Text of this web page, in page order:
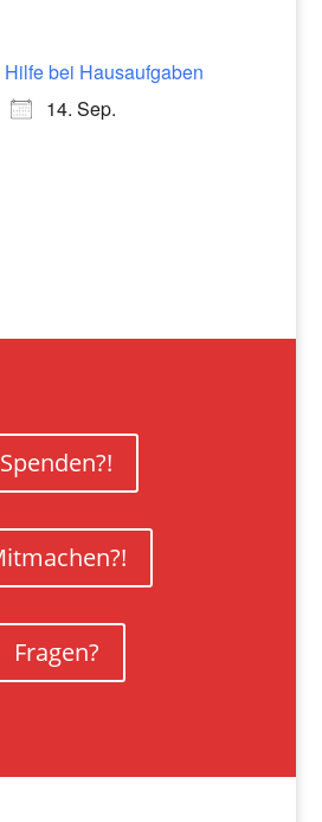
Hilfe bei Hausaufgaben
14. Sep.
Spenden?!
Fragen?